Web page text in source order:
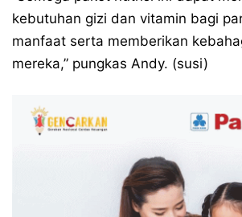
kebutuhan gizi dan vitamin bagi
manfaat serta memberikan
mereka,” pungkas Andy. (susi)